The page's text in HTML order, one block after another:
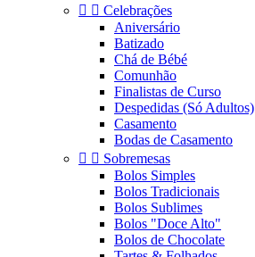
  Celebrações
Aniversário
Batizado
Chá de Bébé
Comunhão
Finalistas de Curso
Despedidas (Só Adultos)
Casamento
Bodas de Casamento
  Sobremesas
Bolos Simples
Bolos Tradicionais
Bolos Sublimes
Bolos "Doce Alto"
Bolos de Chocolate